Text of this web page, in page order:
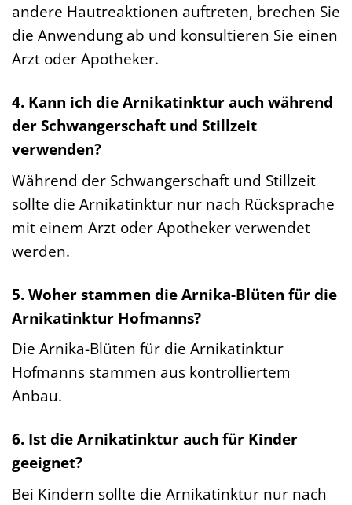
andere Hautreaktionen auftreten, brechen Sie
die Anwendung ab und konsultieren Sie einen
Arzt oder Apotheker.
4. Kann ich die Arnikatinktur auch während
der Schwangerschaft und Stillzeit
verwenden?
Während der Schwangerschaft und Stillzeit
sollte die Arnikatinktur nur nach Rücksprache
mit einem Arzt oder Apotheker verwendet
werden.
5. Woher stammen die Arnika-Blüten für die
Arnikatinktur Hofmanns?
Die Arnika-Blüten für die Arnikatinktur
Hofmanns stammen aus kontrolliertem
Anbau.
6. Ist die Arnikatinktur auch für Kinder
geeignet?
Bei Kindern sollte die Arnikatinktur nur nach